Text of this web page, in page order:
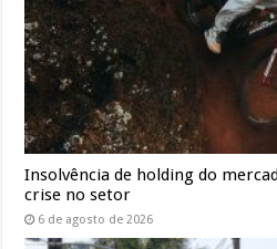
Insolvência de holding do
crise no setor
6 de agosto de 2026